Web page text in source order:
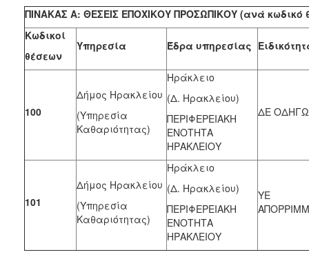
ΠΙΝΑΚΑΣ Α: ΘΕΣΕΙΣ ΕΠΟΧΙΚΟΥ ΠΡΟΣΩΠΙΚΟΥ (ανά κωδικό
Κωδικοί
θέσεων
Υπηρεσία Έδρα υπηρεσίας
100
Δήμος Ηρακλείου
(Υπηρεσία
Καθαριότητας)
Ηράκλειο
(Δ. Ηρακλείου)
ΠΕΡΙΦΕΡΕΙΑΚΗ
ΕΝΟΤΗΤΑ
ΗΡΑΚΛΕΙΟΥ
ΔΕ
101
Δήμος Ηρακλείου
(Υπηρεσία
Καθαριότητας)
Ηράκλειο
(Δ. Ηρακλείου)
ΠΕΡΙΦΕΡΕΙΑΚΗ
ΕΝΟΤΗΤΑ
ΗΡΑΚΛΕΙΟΥ
ΥΕ